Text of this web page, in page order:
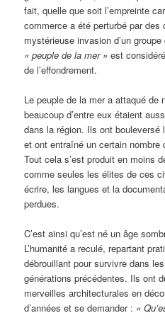
fait, quelle que soit l’empreinte
commerce a été perturbé par
mystérieuse invasion d’un
« peuple de la mer » est
de l’effondrement.
Le peuple de la mer a attaqué de
beaucoup d’entre eux étaient
dans la région. Ils ont
et ont entraîné un certain nombre
Tout cela s’est produit en moins
comme seules les élites de ces
écrire, les langues et la
perdues.
C’est ainsi qu’est né un âge
L’humanité a reculé, repartant
débrouillant pour survivre dans
générations précédentes. Ils ont
merveilles architecturales en
d’années et se demander : «